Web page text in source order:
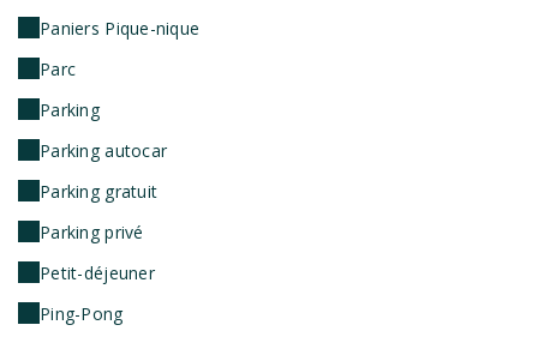
Paniers Pique-nique
Parc
Parking
Parking autocar
Parking gratuit
Parking privé
Petit-déjeuner
Ping-Pong